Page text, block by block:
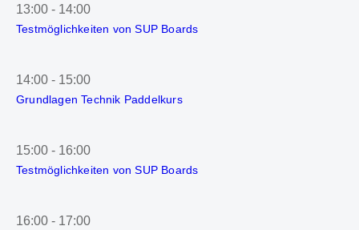
13:00 - 14:00
Testmöglichkeiten von SUP Boards
14:00 - 15:00
Grundlagen Technik Paddelkurs
15:00 - 16:00
Testmöglichkeiten von SUP Boards
16:00 - 17:00